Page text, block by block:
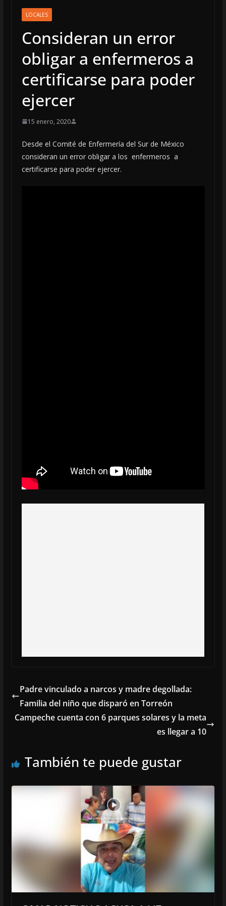
LOCALES
Consideran un error
obligar a enfermeros a
certificarse para poder
ejercer
15 enero, 2020
Desde el Comité de Enfermería del Sur de México
consideran un error obligar a los enfermeros a
certificarse para poder ejercer.
Padre vinculado a narcos y madre degollada:
Familia del niño que disparó en Torreón
Campeche cuenta con 6 parques solares y la meta
es llegar a 10
También te puede gustar